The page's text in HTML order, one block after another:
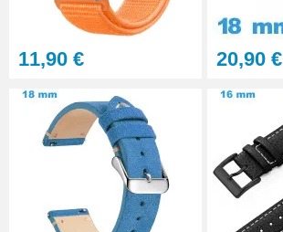
11,90 € 20,90 €